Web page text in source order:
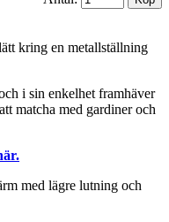
kring en metallställning
i sin enkelhet framhäver
matcha med gardiner och
med lägre lutning och